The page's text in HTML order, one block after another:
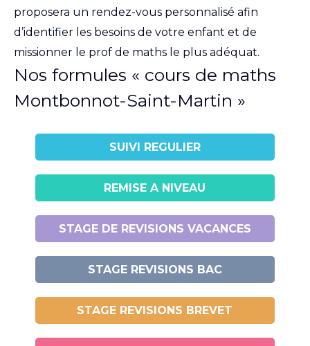
proposera un rendez-vous personnalisé afin
d’identifier les besoins de votre enfant et de
missionner le prof de maths le plus adéquat.
Nos formules « cours de maths
Montbonnot-Saint-Martin »
SUIVI REGULIER
REMISE A NIVEAU
STAGE DE REVISIONS VACANCES
STAGE REVISIONS BAC
STAGE REVISIONS BREVET